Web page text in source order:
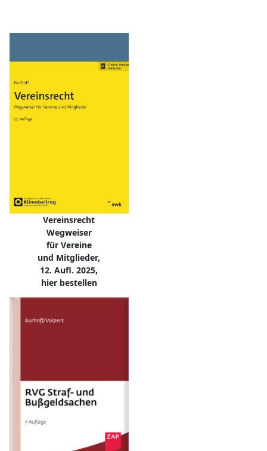
Vereinsrecht
Wegweiser
für Vereine
und Mitglieder,
12. Aufl. 2025,
hier bestellen